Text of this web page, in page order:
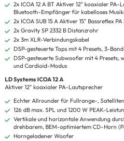
2x ICOA 12 A BT Aktiver 12" koaxialer
Bluetooth-Empfänger für kabelloses
2x ICOA SUB 15 A Aktiver 15" Bassreflex
2x Gravity SP 2332 B Distanzrohr
2x 3m XLR-Verbindungskabel
DSP-gesteuerte Tops mit 4 Presets, 3-
DSP-gesteuerte Subwoofer mit 4 Presets,
und Cardioid-Modus
LD Systems ICOA 12 A
Aktiver 12" koaxialer PA-Lautsprecher
Echter Allrounder für Fullrange-,
126 dB max. SPL und 1200 W PEAK-
Vertikale und horizontale Anwendung
drehbarem, BEM-optimiertem CD-Horn
Horngeladener Woofer